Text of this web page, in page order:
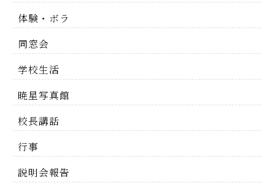
体験・ボラ
同窓会
学校生活
暁星写真館
校長講話
行事
説明会報告